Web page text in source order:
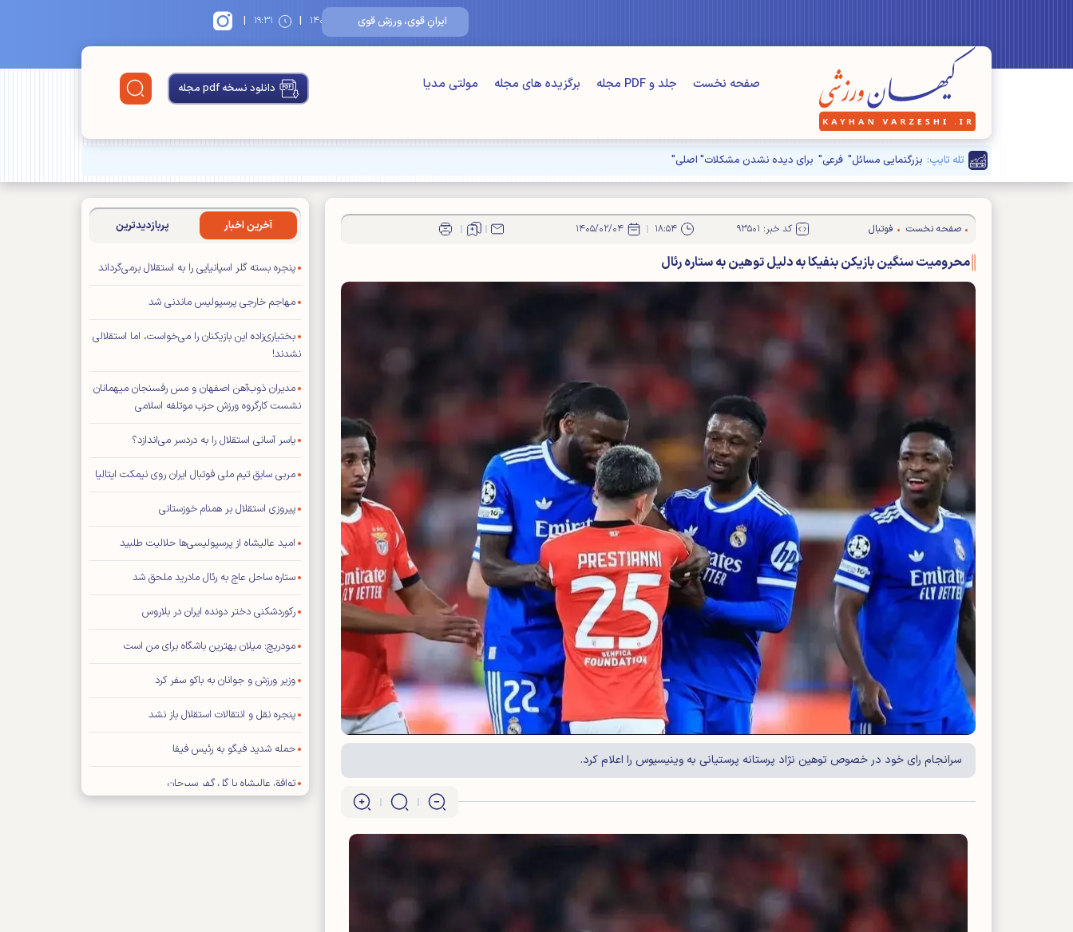
ایرانِ قوی، ورزشِ قوی ۱۶/مرداد/۱۴۰۵ | ۱۹:۳۱ |
صفحه نخست جلد و PDF مجله برگزیده های مجله مولتی مدیا دانلود نسخه pdf مجله
تله تایپ: بزرگنمایی مسائل" فرعی" برای دیده نشدن مشکلات" اصلی"
صفحه نخست فوتبال کد خبر: ۹۳۵۰۱ ۱۸:۵۴ ۱۴۰۵/۰۲/۰۴
محرومیت سنگین بازیکن بنفیکا به دلیل توهین به ستاره رئال
سرانجام رای خود در خصوص توهین نژاد پرستانه پرستیانی به وینیسیوس را اعلام کرد.
آخرین اخبار پربازدیدترین
پنجره بسته گلر اسپانیایی را به استقلال برمی‌گرداند
مهاجم خارجی پرسپولیس ماندنی شد
بختیاری‌زاده این بازیکنان را می‌خواست، اما استقلالی
نشدند!
مدیران ذوب‌آهن اصفهان و مس رفسنجان میهمانان
نشست کارگروه ورزش حزب موتلفه اسلامی
یاسر آسانی استقلال را به دردسر می‌اندازد؟
مربی سابق تیم ملی فوتبال ایران روی نیمکت ایتالیا
پیروزی استقلال بر همنام خوزستانی
امید عالیشاه از پرسپولیسی‌ها حلالیت طلبید
ستاره ساحل عاج به رئال مادرید ملحق شد
رکوردشکنی دختر دونده ایران در بلاروس
مودریچ: میلان بهترین باشگاه برای من است
وزیر ورزش و جوانان به باکو سفر کرد
پنجره نقل و انتقالات استقلال باز نشد
حمله شدید فیگو به رئیس فیفا
توافق عالیشاه با گل گهر سیرجان